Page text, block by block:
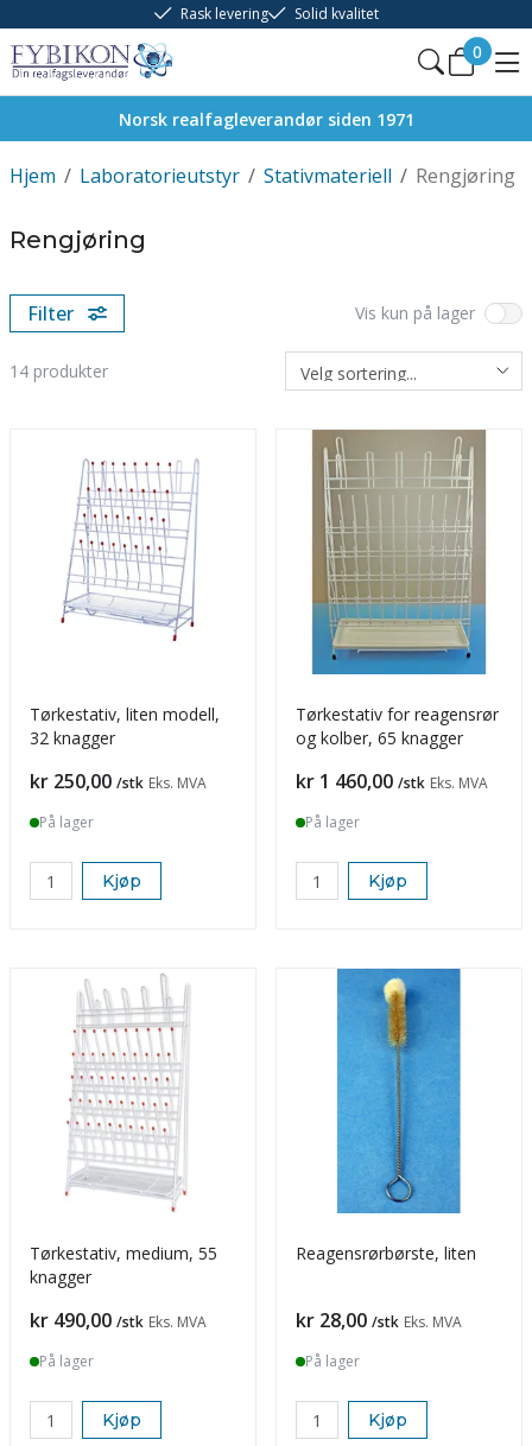
Rask levering Solid kvalitet
0
Norsk realfagleverandør siden 1971
/
Hjem /
Laboratorieutstyr /
Stativmateriell Rengjøring
Rengjøring
Filter Vis kun på lager
14 produkter
Tørkestativ, liten modell,
32 knagger
Pris
kr 250,00 /stk Eks. MVA
På lager
Kjøp
Tørkestativ for reagensrør
og kolber, 65 knagger
Pris
kr 1 460,00 /stk Eks. MVA
På lager
Kjøp
Tørkestativ, medium, 55
knagger
Pris
kr 490,00 /stk Eks. MVA
På lager
Kjøp
Reagensrørbørste, liten
Pris
kr 28,00 /stk Eks. MVA
På lager
Kjøp